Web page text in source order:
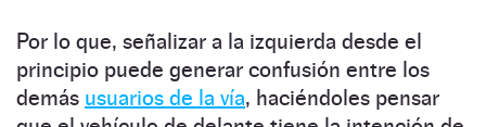
Por lo que, señalizar a la izquierda desde el
principio puede generar confusión entre los
demás usuarios de la vía, haciéndoles pensar